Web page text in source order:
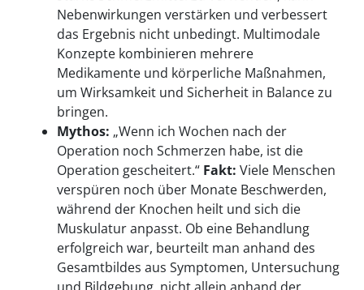
Nebenwirkungen verstärken und verbessert
das Ergebnis nicht unbedingt. Multimodale
Konzepte kombinieren mehrere
Medikamente und körperliche Maßnahmen,
um Wirksamkeit und Sicherheit in Balance zu
bringen.
Mythos: „Wenn ich Wochen nach der
Operation noch Schmerzen habe, ist die
Operation gescheitert.“ Fakt: Viele Menschen
verspüren noch über Monate Beschwerden,
während der Knochen heilt und sich die
Muskulatur anpasst. Ob eine Behandlung
erfolgreich war, beurteilt man anhand des
Gesamtbildes aus Symptomen, Untersuchung